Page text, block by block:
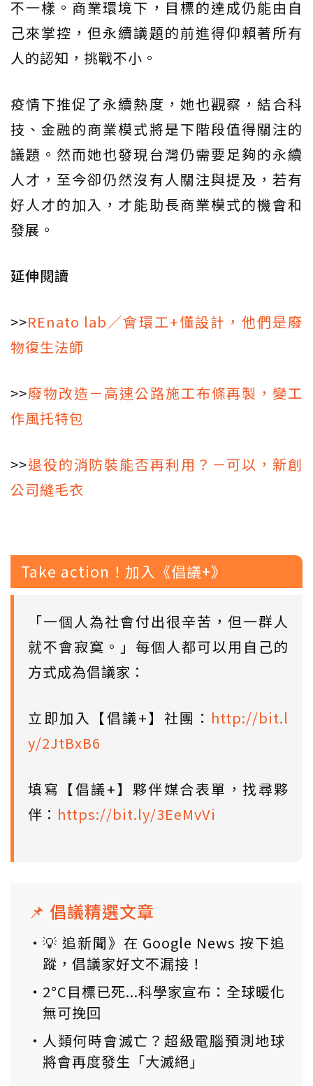
不一樣。商業環境下，目標的達成仍能由自
己來掌控，但永續議題的前進得仰賴著所有
人的認知，挑戰不小。
疫情下推促了永續熱度，她也觀察，結合科
技、金融的商業模式將是下階段值得關注的
議題。然而她也發現台灣仍需要足夠的永續
人才，至今卻仍然沒有人關注與提及，若有
好人才的加入，才能助長商業模式的機會和
發展。
延伸閱讀
>>REnato lab／會環工+懂設計，他們是廢
物復生法師
>>廢物改造－高速公路施工布條再製，變工
作風托特包
>>退役的消防裝能否再利用？－可以，新創
公司縫毛衣
Take action！加入《倡議+》
「一個人為社會付出很辛苦，但一群人
就不會寂寞。」每個人都可以用自己的
方式成為倡議家：
立即加入【倡議+】社團： http://bit.l
y/2JtBxB6
填寫【倡議+】夥伴媒合表單，找尋夥
伴： https://bit.ly/3EeMvVi
📌 倡議精選文章
💡 追新聞》在 Google News 按下追
蹤，倡議家好文不漏接！
2°C目標已死...科學家宣布：全球暖化
無可挽回
人類何時會滅亡？超級電腦預測地球
將會再度發生「大滅絕」